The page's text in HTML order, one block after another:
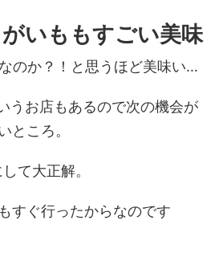
いももすごい美味
のか？！と思うほど美味い…
うお店もあるので次の機会が
ところ。
て大正解。
すぐ行ったからなのです